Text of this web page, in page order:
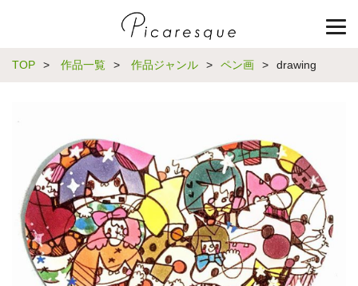
TOP > 作品一覧 > 作品ジャンル > ペン画 > drawing